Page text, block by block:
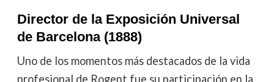
Director de la Exposición Universal
de Barcelona (1888)
Uno de los momentos más destacados de la vida
profesional de Rogent fue su participación en la